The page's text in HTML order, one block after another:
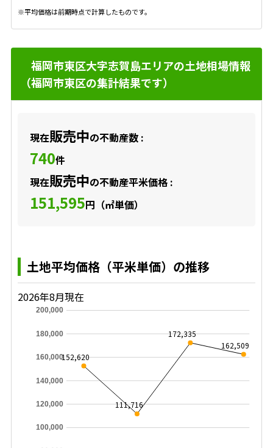
※平均価格は前期時点で計算したものです。
福岡市東区大字志賀島エリアの土地相場情報
（福岡市東区の集計結果です）
現在販売中の不動産数 :
740件
現在販売中の不動産平米価格 :
151,595円（㎡単価）
土地平均価格（平米単価）の推移
2026年8月現在
100,000
120,000
140,000
160,000
180,000
200,000
152,620
111,716
172,335
162,509